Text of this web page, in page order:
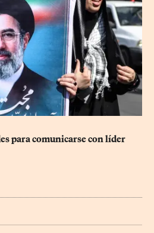
para comunicarse con líder